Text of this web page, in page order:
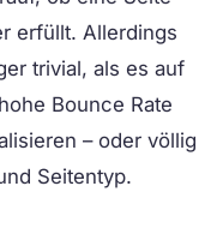
erfüllt. Allerdings
trivial, als es auf
Bounce Rate
– oder völlig
Seitentyp.